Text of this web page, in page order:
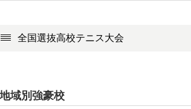
全国選抜高校テニス大会
地域別強豪校